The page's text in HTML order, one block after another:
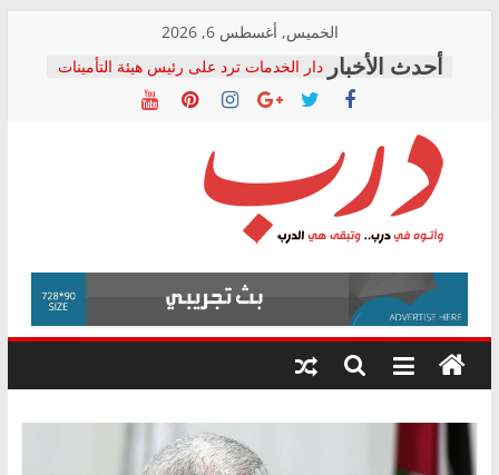
content
الخميس, أغسطس 6, 2026
دار الخدمات ترد على رئيس هيئة التأمينات
بعد مؤتمره الصحفي: إنكار الأزمة لا ينهي
معاناة أصحاب المعاشات.. ونطالب بكشف
فرحات سليمان يكتب: القطاع الصحي إلى
أين؟
حزب التحالف الشعبي يطلق لجنة “الحق
في الصحة” بالإسكندرية لرصد الانتهاكات
ودعم المرضى
الوزاري لمدينة الصحفيين.. وانتهاء أعمال
إنشاء المبنى الإداري
المجلس القومي لحقوق الإنسان يعلن
متابعة قضية الدكتور محمد زهران.. ويؤكد:
قرينة البراءة وضمانات المحاكمة العادلة
درب
وأتوه
درب..
وتبقى
هي